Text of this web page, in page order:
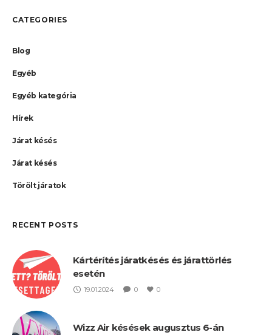
CATEGORIES
Blog
Egyéb
Egyéb kategória
Hírek
Járat késés
Járat késés
Törölt járatok
RECENT POSTS
Kártérítés járatkésés és járattörlés
esetén
19.01.2024 0 0
Wizz Air késések augusztus 6-án